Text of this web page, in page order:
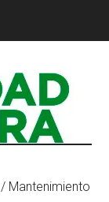
/ Mantenimiento